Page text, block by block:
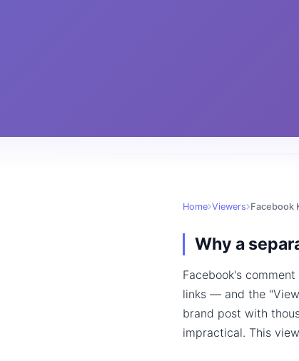
Home Viewers Facebook
Why a
Facebook's
links — and the
brand post with
impractical. This